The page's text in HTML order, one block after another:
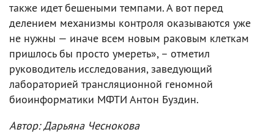
также идет бешеными темпами. А вот перед
делением механизмы контроля оказываются уже
не нужны — иначе всем новым раковым клеткам
пришлось бы просто умереть», – отметил
руководитель исследования, заведующий
лабораторией трансляционной геномной
биоинформатики МФТИ Антон Буздин.
Автор: Дарьяна Чеснокова